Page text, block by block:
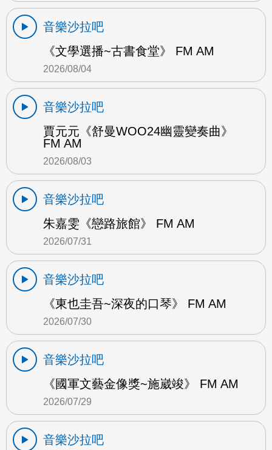
音樂沙拉吧
《文學選播~古書食堂》 FM AM
2026/08/04
音樂沙拉吧
賈元元《舒曼WOO24幽靈變奏曲》
FM AM
2026/08/03
音樂沙拉吧
朱嘉雯《戀路旅館》 FM AM
2026/07/31
音樂沙拉吧
《東也圭吾~深夜的口琴》 FM AM
2026/07/30
音樂沙拉吧
《國軍文藝金像獎~施崴竣》 FM AM
2026/07/29
音樂沙拉吧